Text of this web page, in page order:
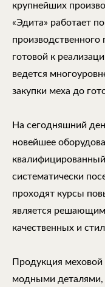
крупнейших
«Эдита» работает
готовой к
ведется
закупки меха до
На сегодняшний
новейшее
систематически
проходят курсы
является
качественных и
Продукция меховой
модными деталями,